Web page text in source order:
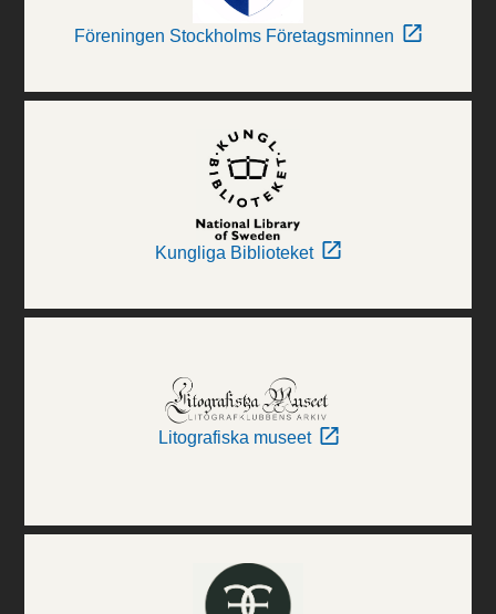
Föreningen Stockholms Företagsminnen
Kungliga Biblioteket
Litografiska museet